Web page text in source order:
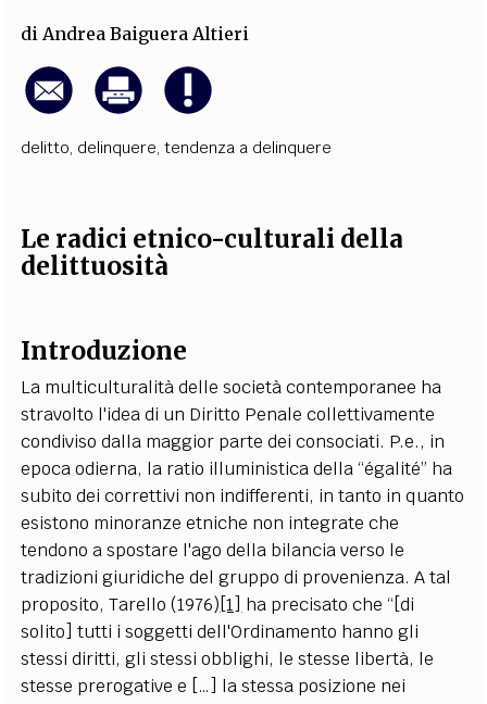
di Andrea Baiguera Altieri
delitto, delinquere,tendenza a delinquere
Le radici etnico-culturali della
delittuosità
Introduzione
La multiculturalità delle società contemporanee ha
stravolto l'idea di un Diritto Penale collettivamente
condiviso dalla maggior parte dei consociati. P.e., in
epoca odierna, la ratio illuministica della “égalité” ha
subito dei correttivi non indifferenti, in tanto in quanto
esistono minoranze etniche non integrate che
tendono a spostare l'ago della bilancia verso le
tradizioni giuridiche del gruppo di provenienza. A tal
proposito, Tarello (1976)[1] ha precisato che “[di
solito] tutti i soggetti dell'Ordinamento hanno gli
stessi diritti, gli stessi obblighi, le stesse libertà, le
stesse prerogative e […] la stessa posizione nei